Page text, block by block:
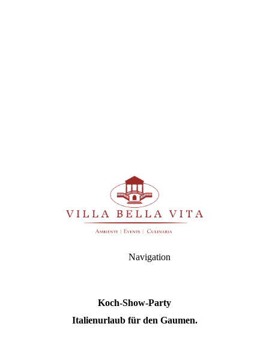
Navigation
Koch-Show-Party
Italienurlaub für den Gaumen.